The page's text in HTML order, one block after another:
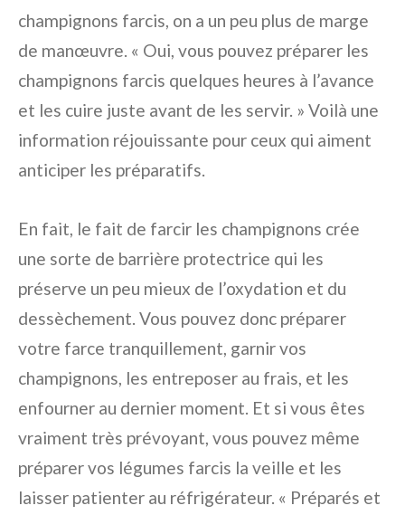
champignons farcis, on a un peu plus de marge
de manœuvre. « Oui, vous pouvez préparer les
champignons farcis quelques heures à l’avance
et les cuire juste avant de les servir. » Voilà une
information réjouissante pour ceux qui aiment
anticiper les préparatifs.
En fait, le fait de farcir les champignons crée
une sorte de barrière protectrice qui les
préserve un peu mieux de l’oxydation et du
dessèchement. Vous pouvez donc préparer
votre farce tranquillement, garnir vos
champignons, les entreposer au frais, et les
enfourner au dernier moment. Et si vous êtes
vraiment très prévoyant, vous pouvez même
préparer vos légumes farcis la veille et les
laisser patienter au réfrigérateur. « Préparés et